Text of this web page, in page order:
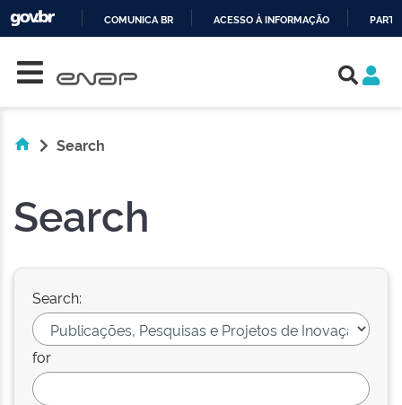
COMUNICA BR ACESSO À INFORMAÇÃO
Search
Search
Search:
for